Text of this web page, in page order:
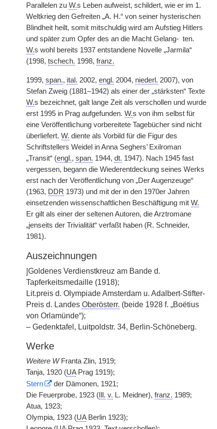
Parallelen zu W.s Leben aufweist, schildert, wie er im 1.
Weltkrieg den Gefreiten „A. H.“ von seiner hysterischen
Blindheit heilt, somit mitschuldig wird am Aufstieg Hitlers
und später zum Opfer des an die Macht Gelang- ten.
W.s wohl bereits 1937 entstandene Novelle „Jarmila“
(1998, tschech. 1998, franz.
1999, span., ital. 2002, engl. 2004, niederl. 2007), von
Stefan Zweig (1881–1942) als einer der „stärksten“ Texte
W.s bezeichnet, galt lange Zeit als verschollen und wurde
erst 1995 in Prag aufgefunden. W.s von ihm selbst für
eine Veröffentlichung vorbereitete Tagebücher sind nicht
überliefert. W. diente als Vorbild für die Figur des
Schriftstellers Weidel in Anna Seghers’ Exilroman
„Transit“ (engl., span. 1944, dt. 1947). Nach 1945 fast
vergessen, begann die Wiederentdeckung seines Werks
erst nach der Veröffentlichung von „Der Augenzeuge“
(1963, DDR 1973) und mit der in den 1970er Jahren
einsetzenden wissenschaftlichen Beschäftigung mit W.
Er gilt als einer der seltenen Autoren, die Arztromane
„jenseits der Trivialität“ verfaßt haben (R. Schneider,
1981).
Auszeichnungen
Goldenes Verdienstkreuz am Bande d.
Tapferkeitsmedaille (1918);
Lit.preis d. Olympiade Amsterdam u. Adalbert-Stifter-
Preis d. Landes Oberösterr. (beide 1928 f. „Boëtius
von Orlamünde“);
– Gedenktafel, Luitpoldstr. 34, Berlin-Schöneberg.
Werke
Weitere WFranta Zlin, 1919;
Tanja, 1920 (UAPrag 1919);
Stern
der Dämonen, 1921;
Die Feuerprobe, 1923 ( Ill. v. L. Meidner), franz. 1989;
Atua, 1923;
Olympia, 1923 (UABerlin 1923);